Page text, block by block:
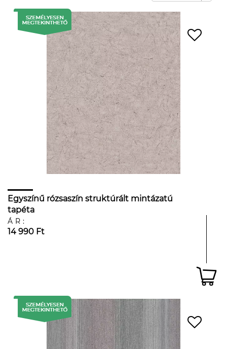
Egyszínű rózsaszín struktúrált mintázatú
tapéta
ÁR:
14 990 Ft